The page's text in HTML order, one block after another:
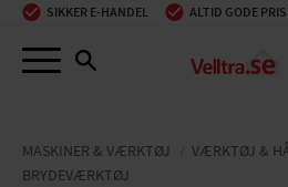
Menu
SIKKER E-HANDEL ALTID GODE
MASKINER & VÆRKTØJ VÆRKTØJ &
BRYDEVÆRKTØJ